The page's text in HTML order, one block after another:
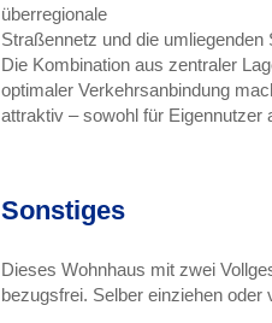
überregionale
Straßennetz und die umliegenden
Die Kombination aus zentraler
optimaler Verkehrsanbindung
attraktiv – sowohl für Eigennutzer
Sonstiges
Dieses Wohnhaus mit zwei
bezugsfrei. Selber einziehen oder